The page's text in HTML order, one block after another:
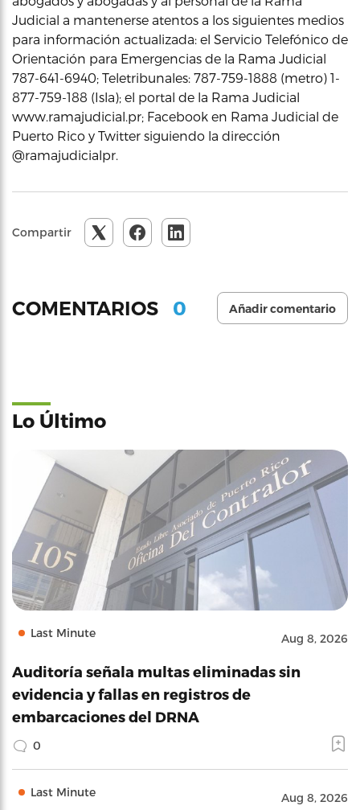
Judicial a mantenerse atentos a los siguientes medios
para información actualizada: el Servicio Telefónico de
Orientación para Emergencias de la Rama Judicial
787-641-6940; Teletribunales: 787-759-1888 (metro) 1-
877-759-188 (Isla); el portal de la Rama Judicial
www.ramajudicial.pr; Facebook en Rama Judicial de
Puerto Rico y Twitter siguiendo la dirección
@ramajudicialpr.
Compartir
COMENTARIOS 0 Añadir comentario
Lo Último
Last Minute Aug 8, 2026
Auditoría señala multas eliminadas sin
evidencia y fallas en registros de
embarcaciones del DRNA
0
Last Minute Aug 8, 2026